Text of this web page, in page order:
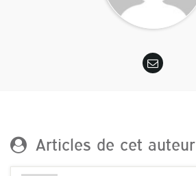
Articles de cet auteur